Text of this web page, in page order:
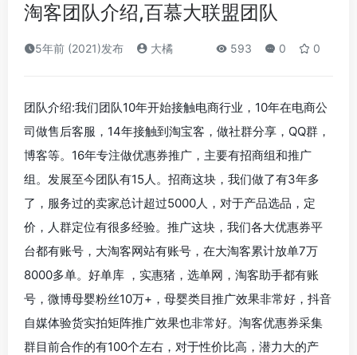
淘客团队介绍,百慕大联盟团队
5年前 (2021)发布 大橘 593 0 0
团队介绍:我们团队10年开始接触电商行业，10年在电商公
司做售后客服，14年接触到淘宝客，做社群分享，QQ群，
博客等。16年专注做优惠券推广，主要有招商组和推广
组。发展至今团队有15人。招商这块，我们做了有3年多
了，服务过的卖家总计超过5000人，对于产品选品，定
价，人群定位有很多经验。推广这块，我们各大优惠券平
台都有账号，大淘客网站有账号，在大淘客累计放单7万
8000多单。好单库 ，实惠猪，选单网，淘客助手都有账
号，微博母婴粉丝10万+，母婴类目推广效果非常好，抖音
自媒体验货实拍矩阵推广效果也非常好。淘客优惠券采集
群目前合作的有100个左右，对于性价比高，潜力大的产